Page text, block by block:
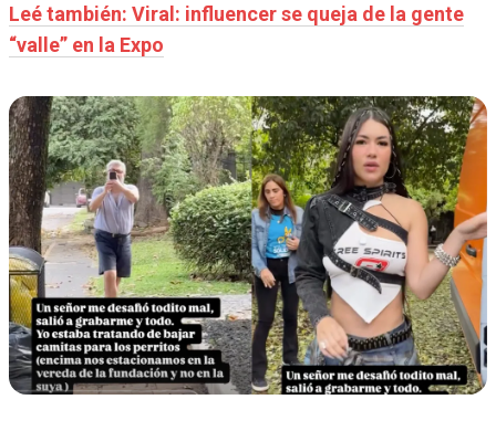
Leé también: Viral: influencer se queja de la gente
“valle” en la Expo